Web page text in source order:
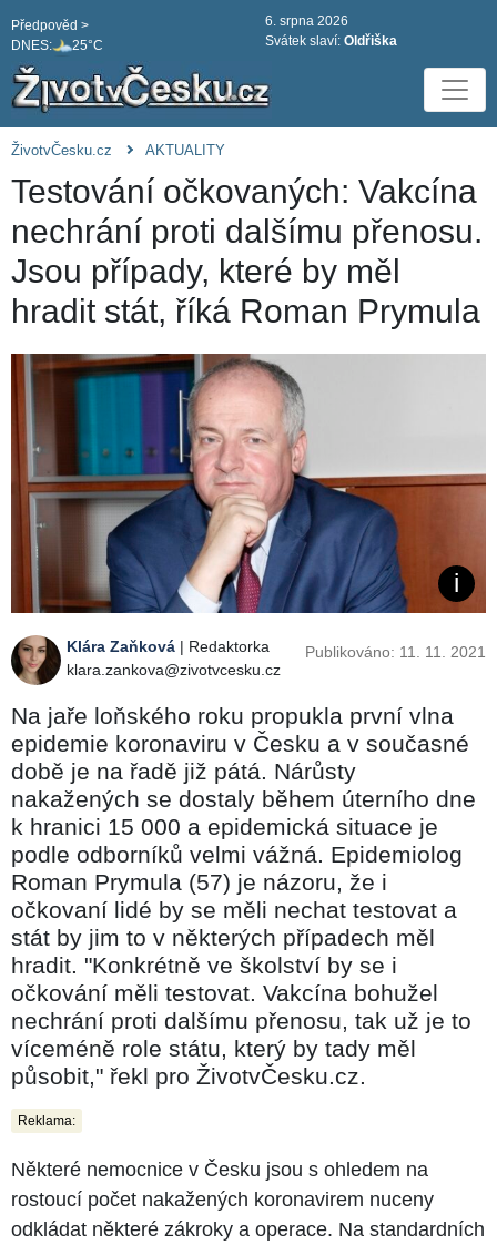
DNES: 25°C
Předpověd >
6. srpna 2026
Svátek slaví: Oldřiška
ŽivotvČesku.cz AKTUALITY
Testování očkovaných: Vakcína
nechrání proti dalšímu přenosu.
Jsou případy, které by měl
hradit stát, říká Roman Prymula
Klára Zaňková | Redaktorka
klara.zankova@zivotvcesku.cz
Publikováno: 11. 11. 2021
Na jaře loňského roku propukla první vlna
epidemie koronaviru v Česku a v současné
době je na řadě již pátá. Nárůsty
nakažených se dostaly během úterního dne
k hranici 15 000 a epidemická situace je
podle odborníků velmi vážná. Epidemiolog
Roman Prymula (57) je názoru, že i
očkovaní lidé by se měli nechat testovat a
stát by jim to v některých případech měl
hradit. "Konkrétně ve školství by se i
očkování měli testovat. Vakcína bohužel
nechrání proti dalšímu přenosu, tak už je to
víceméně role státu, který by tady měl
působit," řekl pro ŽivotvČesku.cz.
Reklama:
Některé nemocnice v Česku jsou s ohledem na
rostoucí počet nakažených koronavirem nuceny
odkládat některé zákroky a operace. Na standardních